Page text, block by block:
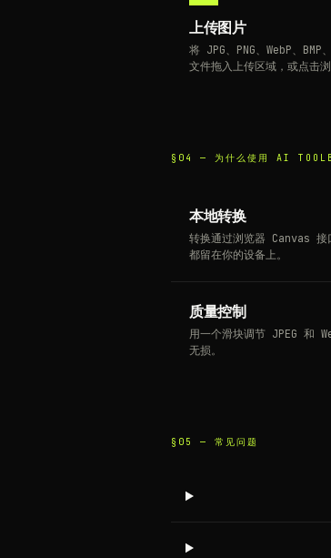
上传图片
将 JPG、PNG、WebP、
文件拖入上传区域，或点击浏
§04 — 为什么使用 AI
本地转换
转换通过浏览器 Canvas 接
都留在你的设备上。
质量控制
用一个滑块调节 JPEG 和
无损。
§05 — 常见问题